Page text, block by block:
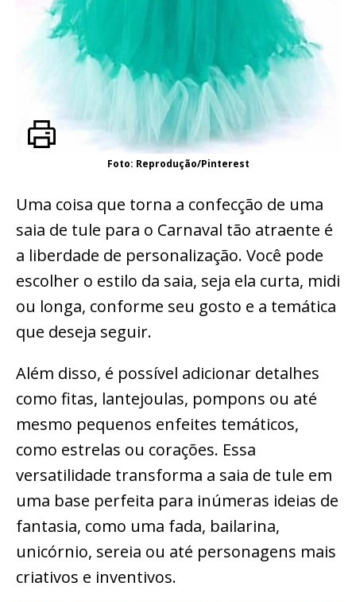
Foto: Reprodução/Pinterest
Uma coisa que torna a confecção de uma
saia de tule para o Carnaval tão atraente é
a liberdade de personalização. Você pode
escolher o estilo da saia, seja ela curta, midi
ou longa, conforme seu gosto e a temática
que deseja seguir.
Além disso, é possível adicionar detalhes
como fitas, lantejoulas, pompons ou até
mesmo pequenos enfeites temáticos,
como estrelas ou corações. Essa
versatilidade transforma a saia de tule em
uma base perfeita para inúmeras ideias de
fantasia, como uma fada, bailarina,
unicórnio, sereia ou até personagens mais
criativos e inventivos.